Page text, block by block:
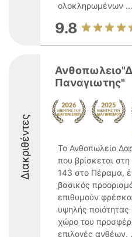
ολοκληρωμένων ...
9.8
Διακριθέντες
Παναγιωτης"
Το Ανθοπωλείο
που βρίσκεται
143 στο Πέραμα,
βασικός
επιθυμούν
υψηλής
χώρο του
επιλογές ανθέων,